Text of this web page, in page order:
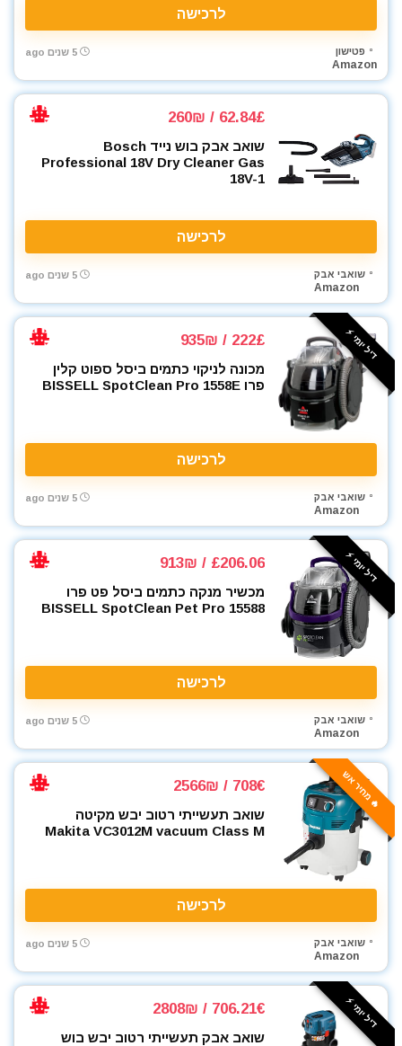
לרכישה
פטישון
Amazon
5 שנים ago
62.84£ / 260₪
שואב אבק בוש נייד Bosch
Professional 18V Dry Cleaner Gas
18V-1
לרכישה
שואבי אבק
Amazon
5 שנים ago
דיל יומי ⚡️ 222£ / 935₪
מכונה לניקוי כתמים ביסל ספוט קלין
פרו BISSELL SpotClean Pro 1558E
לרכישה
שואבי אבק
Amazon
5 שנים ago
דיל יומי ⚡️ £206.06 / 913₪
מכשיר מנקה כתמים ביסל פט פרו
BISSELL SpotClean Pet Pro 15588
לרכישה
שואבי אבק
Amazon
5 שנים ago
🔥 מחיר אש 708€ / 2566₪
שואב תעשייתי רטוב יבש מקיטה
Makita VC3012M vacuum Class M
לרכישה
שואבי אבק
Amazon
5 שנים ago
דיל יומי ⚡️ 706.21€ / 2808₪
שואב אבק תעשייתי רטוב יבש בוש